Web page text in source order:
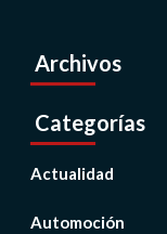
Archivos
Categorías
Actualidad
Automoción